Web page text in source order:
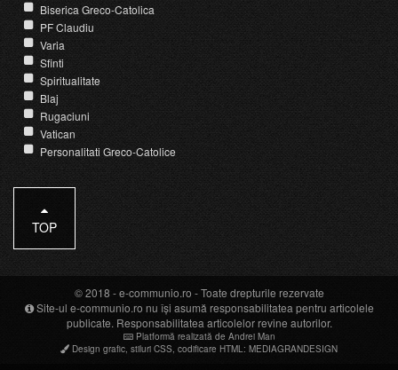
Biserica Greco-Catolica
PF Claudiu
Varia
Sfinti
Spiritualitate
Blaj
Rugaciuni
Vatican
Personalitati Greco-Catolice
TOP
© 2018 -e-communio.ro - Toate drepturile rezervate
Site-ul e-communio.ro nu își asumă responsabilitatea pentru articolele
publicate. Responsabilitatea articolelor revine autorilor.
Platformă realizată de Andrei Man
Design grafic stiluri CSS codificare HTML : MEDIAGRANDESIGN